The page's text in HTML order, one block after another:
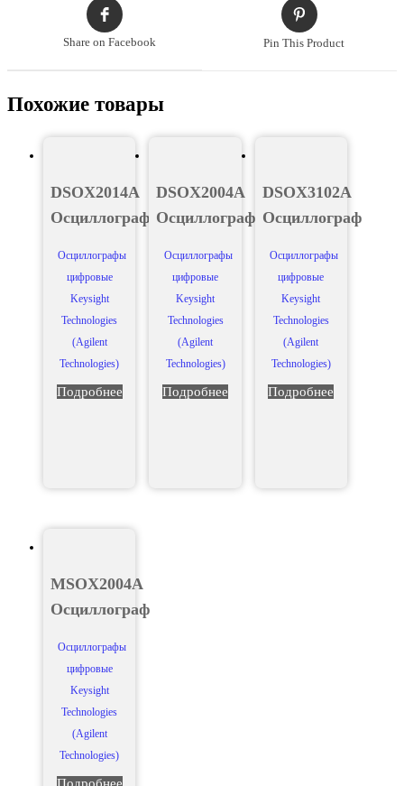
Share on Facebook Pin This Product
Похожие товары
DSOX2014A
Осциллограф
Осциллографы
цифровые
Keysight
Technologies
(Agilent
Technologies)
Подробнее
DSOX2004A
Осциллограф
Осциллографы
цифровые
Keysight
Technologies
(Agilent
Technologies)
Подробнее
DSOX3102A
Осциллограф
Осциллографы
цифровые
Keysight
Technologies
(Agilent
Technologies)
Подробнее
MSOX2004A
Осциллограф
Осциллографы
цифровые
Keysight
Technologies
(Agilent
Technologies)